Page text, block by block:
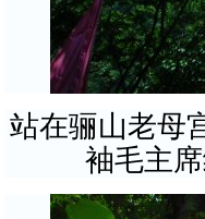
站在骊山老母
袖毛主